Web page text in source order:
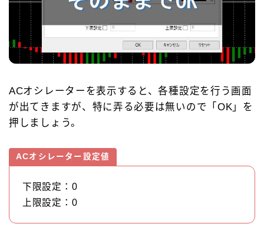
ACオシレーターを表示すると、各種設定を行う画面
が出てきますが、特に弄る必要は無いので「OK」を
押しましょう。
ACオシレーター設定値
下限設定：0
上限設定：0